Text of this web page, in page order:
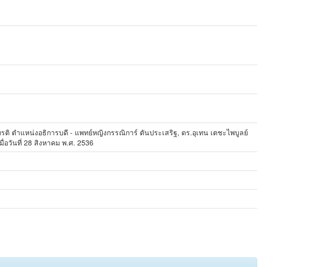
ติ ตำแหน่งอธิการบดี - แพทย์หญิงกรรณิการ์ ตันประเสริฐ, ดร.อุเทน เตชะไพบูลย์
วันที่ 28 สิงหาคม พ.ศ. 2536